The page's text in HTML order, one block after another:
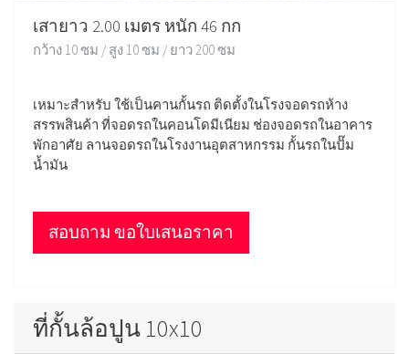
เสายาว 2.00 เมตร หนัก 46 กก
กว้าง 10 ซม / สูง 10 ซม / ยาว 200 ซม
เหมาะสำหรับ ใช้เป็นคานกั้นรถ ติดตั้งในโรงจอดรถห้าง
สรรพสินค้า ที่จอดรถในคอนโดมีเนียม ช่องจอดรถในอาคาร
พักอาศัย ลานจอดรถในโรงงานอุตสาหกรรม กั้นรถในปั๊ม
น้ำมัน
สอบถาม ขอใบเสนอราคา
ที่กั้นล้อปูน 10x10